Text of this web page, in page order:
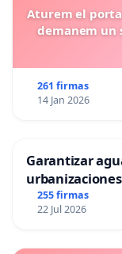
Aturem el
demanem un
261 firmas
14 Jan 2026
Garantizar
urbanizaciones
255 firmas
22 Jul 2026